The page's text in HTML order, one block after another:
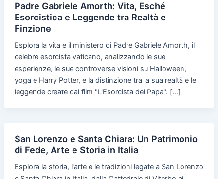
Padre Gabriele Amorth: Vita, Esché
Esorcistica e Leggende tra Realtà e
Finzione
Esplora la vita e il ministero di Padre Gabriele Amorth, il
celebre esorcista vaticano, analizzando le sue
esperienze, le sue controverse visioni su Halloween,
yoga e Harry Potter, e la distinzione tra la sua realtà e le
leggende create dal film "L'Esorcista del Papa". […]
San Lorenzo e Santa Chiara: Un Patrimonio
di Fede, Arte e Storia in Italia
Esplora la storia, l'arte e le tradizioni legate a San Lorenzo